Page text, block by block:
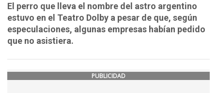
El perro que lleva el nombre del astro argentino
estuvo en el Teatro Dolby a pesar de que, según
especulaciones, algunas empresas habían pedido
que no asistiera.
PUBLICIDAD